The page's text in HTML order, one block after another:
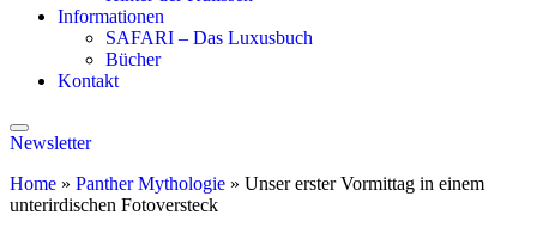
Informationen
SAFARI – Das Luxusbuch
Bücher
Kontakt
Newsletter
Home » Panther Mythologie » Unser erster Vormittag in einem
unterirdischen Fotoversteck